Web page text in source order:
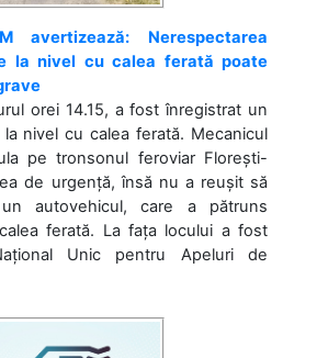
avertizează: Nerespectarea
la nivel cu calea ferată poate
orei 14.15, a fost înregistrat un
nivel cu calea ferată. Mecanicul
pe tronsonul feroviar Florești-
de urgență, însă nu a reușit să
autovehicul, care a pătruns
ferată. La fața locului a fost
Unic pentru Apeluri de